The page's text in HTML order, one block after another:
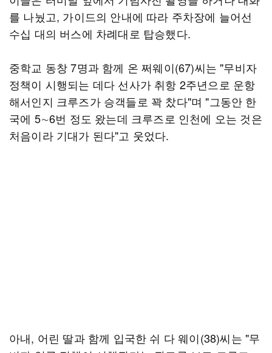
를 나눴고, 가이드의 안내에 따라 주차장에 늘어선
수십 대의 버스에 차례대로 탑승했다.
중학교 동창 7명과 함께 온 쩌웨이(67)씨는 "무비자
정책이 시행되는 데다 선사가 취항 2주년으로 운항
해서인지 크루즈가 승객들로 꽉 찼다"며 "그동안 한
국에 5∼6번 정도 왔는데 크루즈로 인천에 오는 것은
처음이라 기대가 된다"고 웃었다.
아내, 어린 딸과 함께 입국한 쉬 다 웨이(38)씨는 "무